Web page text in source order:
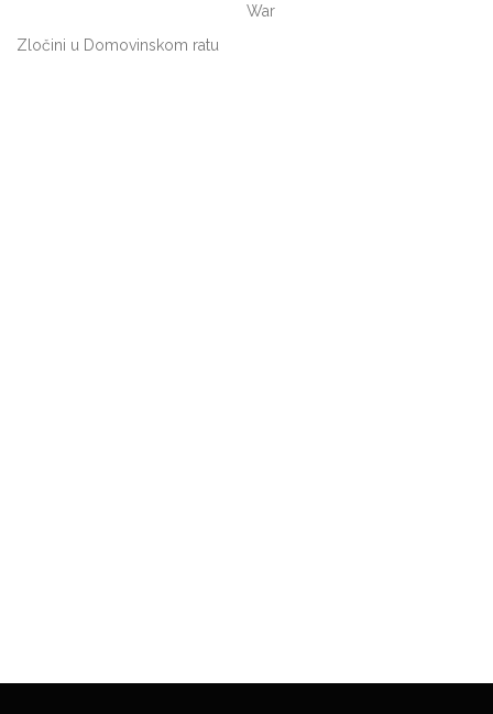
War
Zločini u Domovinskom ratu